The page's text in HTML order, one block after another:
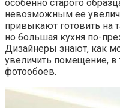
особенно старого
невозможным ее
привыкают готовить на
но большая кухня по-
Дизайнеры знают, как
увеличить помещение,
фотообоев.